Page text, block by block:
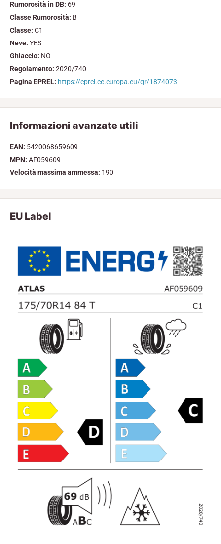
Rumorosità in DB: 69
Classe Rumorosità: B
Classe: C1
Neve: YES
Ghiaccio: NO
Regolamento: 2020/740
Pagina EPREL: https://eprel.ec.europa.eu/qr/1874073
Informazioni avanzate utili
EAN: 5420068659609
MPN: AF059609
Velocità massima ammessa: 190
EU Label